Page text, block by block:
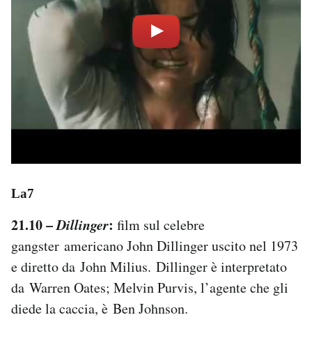
La7
21.10 –Dillinger: film sul celebre
gangster americano John Dillinger uscito nel 1973
e diretto da John Milius. Dillinger è interpretato
da Warren Oates; Melvin Purvis, l’agente che gli
diede la caccia, è Ben Johnson.